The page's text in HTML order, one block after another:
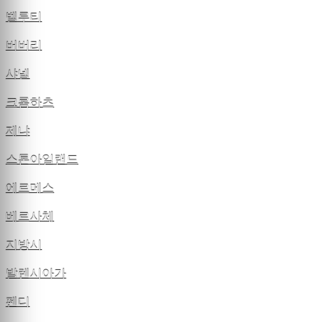
벨루티
버버리
샤넬
크롬하츠
제냐
스톤아일랜드
에르메스
베르사체
지방시
발렌시아가
펜디